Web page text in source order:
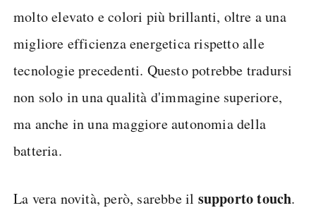
molto elevato e colori più brillanti, oltre a una
migliore efficienza energetica rispetto alle
tecnologie precedenti. Questo potrebbe tradursi
non solo in una qualità d'immagine superiore,
ma anche in una maggiore autonomia della
batteria.
La vera novità, però, sarebbe il supporto touch.